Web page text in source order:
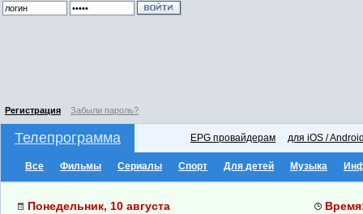
Регистрация Забыли пароль?
Телепрограмма EPG провайдерам для iOS /
Все Фильмы Сериалы Спорт Для детей Музыка
Понедельник, 10 августа